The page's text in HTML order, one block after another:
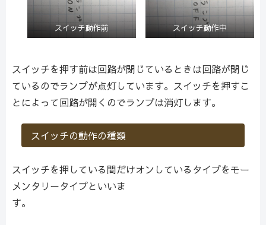
スイッチ動作前 スイッチ動作中
スイッチを押す前は回路が閉じているときは回路が閉じ
ているのでランプが点灯しています。スイッチを押すこ
とによって回路が開くのでランプは消灯します。
スイッチの動作の種類
スイッチを押している間だけオンしているタイプをモー
メンタリータイプといいま
す。